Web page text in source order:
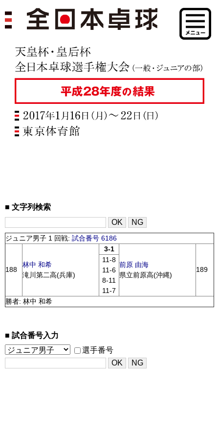
文字列検索
ジュニア男子 1 回戦: 試合番号 6186
188
林中 和希
滝川第二高(兵庫)
3-1
前原 由海
県立前原高(沖縄)
189
11-8
11-6
8-11
11-7
勝者: 林中 和希
試合番号入力
選手番号